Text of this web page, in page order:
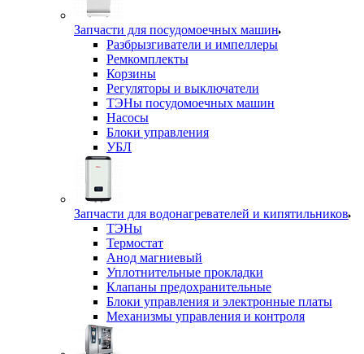
Запчасти для посудомоечных машин
Разбрызгиватели и импеллеры
Ремкомплекты
Корзины
Регуляторы и выключатели
ТЭНы посудомоечных машин
Насосы
Блоки управления
УБЛ
Запчасти для водонагревателей и кипятильников
ТЭНы
Термостат
Анод магниевый
Уплотнительные прокладки
Клапаны предохранительные
Блоки управления и электронные платы
Механизмы управления и контроля